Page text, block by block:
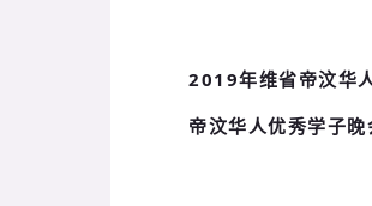
2019年维省帝汶华
帝汶华人优秀学子晚